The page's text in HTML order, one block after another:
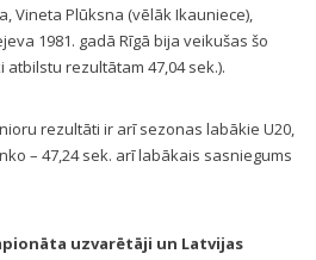
Vineta Plūksna (vēlāk Ikauniece),
1981. gadā Rīgā bija veikušas šo
rezultātam 47,04 sek.).
rezultāti ir arī sezonas labākie U20,
– 47,24 sek. arī labākais sasniegums
uzvarētāji un Latvijas